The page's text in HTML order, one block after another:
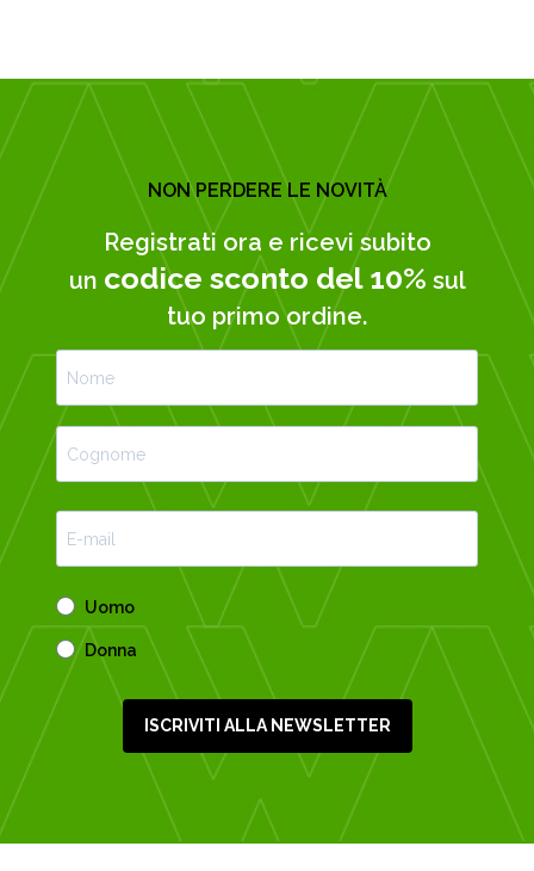
NON PERDERE LE NOVITÀ
Registrati ora e ricevi subito
un codice sconto del 10% sul
tuo primo ordine.
Uomo
Donna
ISCRIVITI ALLA NEWSLETTER